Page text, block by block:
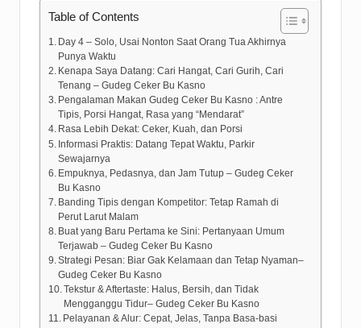
Table of Contents
Day 4 – Solo, Usai Nonton Saat Orang Tua Akhirnya
Punya Waktu
Kenapa Saya Datang: Cari Hangat, Cari Gurih, Cari
Tenang – Gudeg Ceker Bu Kasno
Pengalaman Makan Gudeg Ceker Bu Kasno : Antre
Tipis, Porsi Hangat, Rasa yang “Mendarat”
Rasa Lebih Dekat: Ceker, Kuah, dan Porsi
Informasi Praktis: Datang Tepat Waktu, Parkir
Sewajarnya
Empuknya, Pedasnya, dan Jam Tutup – Gudeg Ceker
Bu Kasno
Banding Tipis dengan Kompetitor: Tetap Ramah di
Perut Larut Malam
Buat yang Baru Pertama ke Sini: Pertanyaan Umum
Terjawab – Gudeg Ceker Bu Kasno
Strategi Pesan: Biar Gak Kelamaan dan Tetap Nyaman–
Gudeg Ceker Bu Kasno
Tekstur & Aftertaste: Halus, Bersih, dan Tidak
Mengganggu Tidur– Gudeg Ceker Bu Kasno
Pelayanan & Alur: Cepat, Jelas, Tanpa Basa-basi